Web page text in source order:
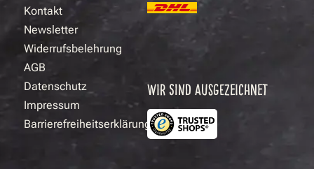
Kontakt
Newsletter
Widerrufsbelehrung
AGB
Datenschutz
Impressum
Barrierefreiheitserklärung
WIR SIND AUSGEZEICHNET